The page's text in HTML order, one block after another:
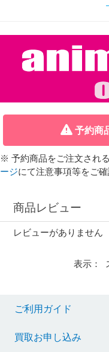
予約商
※ 予約商品をご注文され
ージにて注意事項等をご確
商品レビュー
レビューがありません
表示：
ご利用ガイド
買取お申し込み